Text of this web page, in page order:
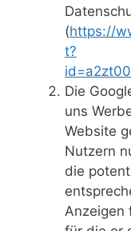
(https://
t?
Die
uns
Website
Nutzern
die
Anzeigen